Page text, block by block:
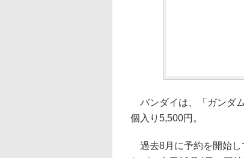
バンダイは、「ガンダ
個入り5,500円。
過去8月に予約を開始し